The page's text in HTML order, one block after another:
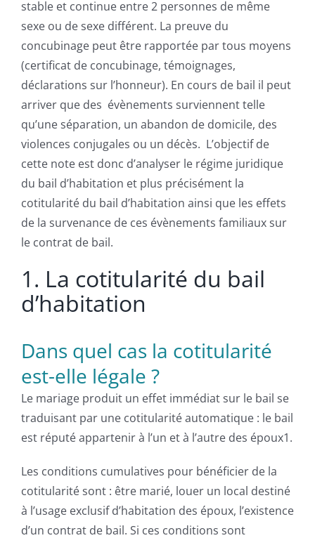
stable et continue entre 2 personnes de même
sexe ou de sexe différent. La preuve du
concubinage peut être rapportée par tous moyens
(certificat de concubinage, témoignages,
déclarations sur l’honneur). En cours de bail il peut
arriver que des évènements surviennent telle
qu’une séparation, un abandon de domicile, des
violences conjugales ou un décès. L’objectif de
cette note est donc d’analyser le régime juridique
du bail d’habitation et plus précisément la
cotitularité du bail d’habitation ainsi que les effets
de la survenance de ces évènements familiaux sur
le contrat de bail.
1. La cotitularité du bail
d’habitation
Dans quel cas la cotitularité
est-elle légale ?
Le mariage produit un effet immédiat sur le bail se
traduisant par une cotitularité automatique : le bail
est réputé appartenir à l’un et à l’autre des époux1.
Les conditions cumulatives pour bénéficier de la
cotitularité sont : être marié, louer un local destiné
à l’usage exclusif d’habitation des époux, l’existence
d’un contrat de bail. Si ces conditions sont